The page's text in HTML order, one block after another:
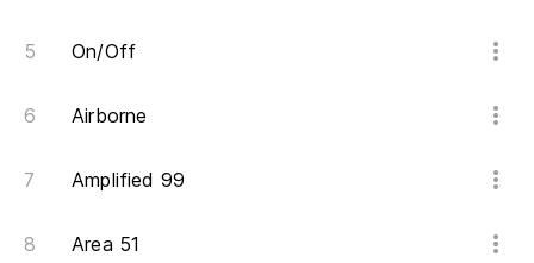
On/Off
Airborne
Amplified 99
Area 51